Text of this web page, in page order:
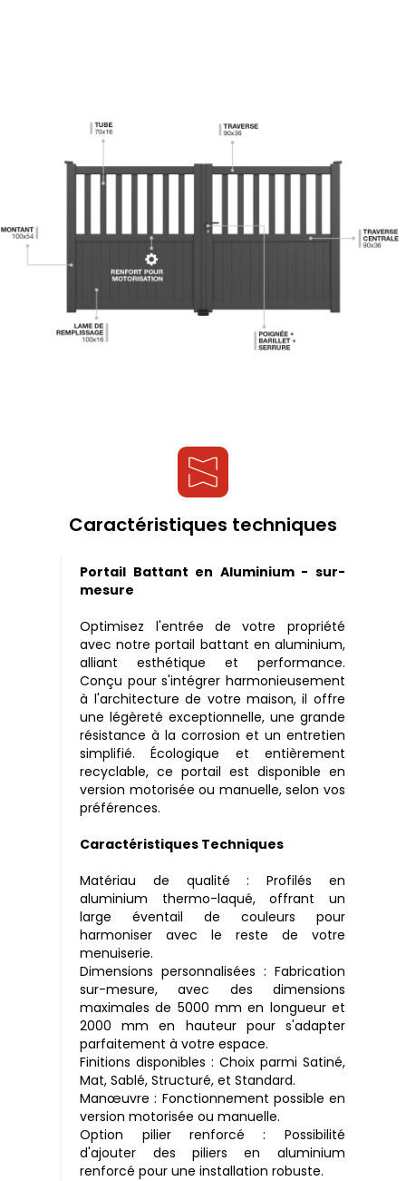
Caractéristiques techniques
Portail Battant en Aluminium - sur-
mesure
Optimisez l'entrée de votre propriété
avec notre portail battant en aluminium,
alliant esthétique et performance.
Conçu pour s'intégrer harmonieusement
à l'architecture de votre maison, il offre
une légèreté exceptionnelle, une grande
résistance à la corrosion et un entretien
simplifié. Écologique et entièrement
recyclable, ce portail est disponible en
version motorisée ou manuelle, selon vos
préférences.
Caractéristiques Techniques
Matériau de qualité : Profilés en
aluminium thermo-laqué, offrant un
large éventail de couleurs pour
harmoniser avec le reste de votre
menuiserie.
Dimensions personnalisées : Fabrication
sur-mesure, avec des dimensions
maximales de 5000 mm en longueur et
2000 mm en hauteur pour s'adapter
parfaitement à votre espace.
Finitions disponibles : Choix parmi Satiné,
Mat, Sablé, Structuré, et Standard.
Manœuvre : Fonctionnement possible en
version motorisée ou manuelle.
Option pilier renforcé : Possibilité
d'ajouter des piliers en aluminium
renforcé pour une installation robuste.